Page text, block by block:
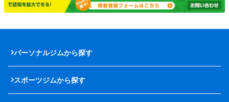
パーソナルジムから探す
スポーツジムから探す